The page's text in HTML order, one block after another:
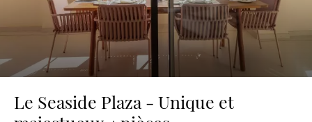
Le Seaside Plaza - Unique et